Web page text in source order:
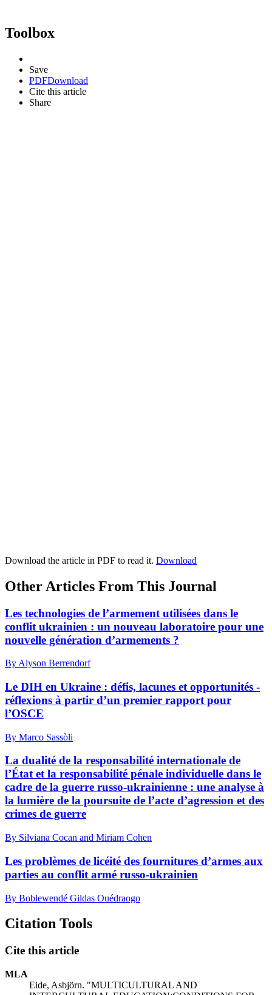
Toolbox
Save
PDFDownload
Cite this article
Share
Download the article in PDF to read it. Download
Other Articles From This Journal
Les technologies de l’armement utilisées dans le
conflit ukrainien : un nouveau laboratoire pour une
nouvelle génération d’armements ?
By Alyson Berrendorf
Le DIH en Ukraine : défis, lacunes et opportunités -
réflexions à partir d’un premier rapport pour
l’OSCE
By Marco Sassòli
La dualité de la responsabilité internationale de
l’État et la responsabilité pénale individuelle dans le
cadre de la guerre russo-ukrainienne : une analyse à
la lumière de la poursuite de l’acte d’agression et des
crimes de guerre
By Silviana Cocan and Miriam Cohen
Les problèmes de licéité des fournitures d’armes aux
parties au conflit armé russo-ukrainien
By Boblewendé Gildas Ouédraogo
Citation Tools
Cite this article
MLA
Eide, Asbjörn. "MULTICULTURAL AND